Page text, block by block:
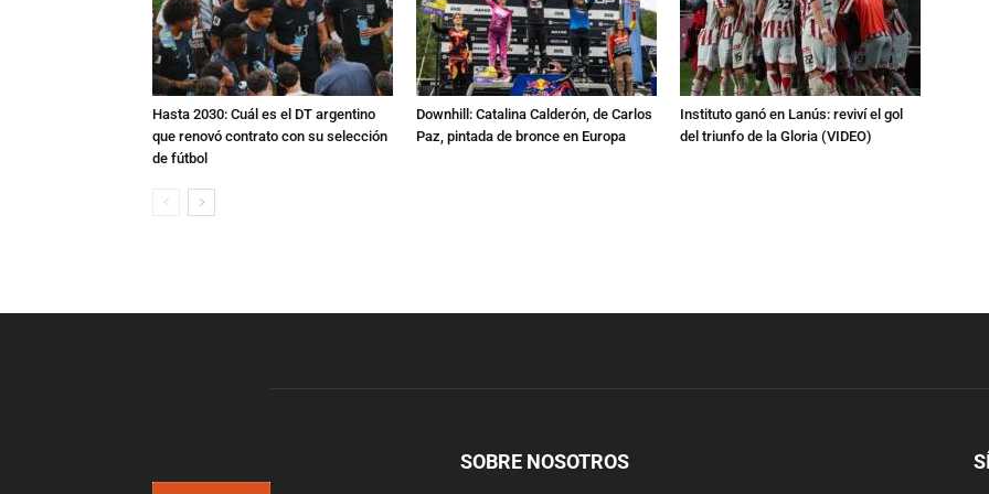
Hasta 2030: Cuál es el DT argentino
que renovó contrato con su selección
de fútbol
Downhill: Catalina Calderón, de Carlos
Paz, pintada de bronce en Europa
Instituto ganó en Lanús: reviví el gol
del triunfo de la Gloria (VIDEO)
SOBRE NOSOTROS